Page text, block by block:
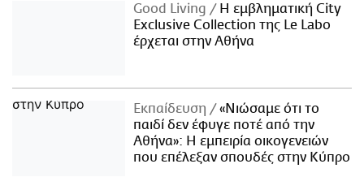
Good Living
Η εμβληματική City
Exclusive Collection της Le Labo
έρχεται στην Αθήνα
Εκπαίδευση
«Νιώσαμε ότι το
παιδί δεν έφυγε ποτέ από την
Αθήνα»: Η εμπειρία οικογενειών
που επέλεξαν σπουδές στην Κύπρο